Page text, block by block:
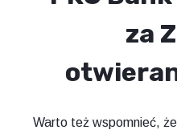
za
Warto też wspomnieć,